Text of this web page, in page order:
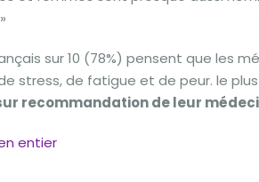
sur 10 (78%) pensent que les
stress, de fatigue et de peur. le
recommandation de leur
entier